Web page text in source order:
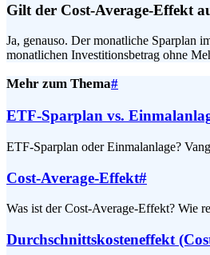
Gilt der Cost-Average-Effekt
Ja, genauso. Der monatliche Sparplan
monatlichen Investitionsbetrag ohne
Mehr zum Thema#
ETF-Sparplan vs.
ETF-Sparplan oder Einmalanlage?
Cost-Average-Effekt#
Was ist der Cost-Average-Effekt? Wie
Durchschnittskosteneffekt